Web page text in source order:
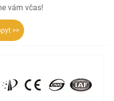
vám včas!
>>